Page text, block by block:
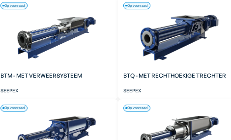
BTM - MET VERWEERSYSTEEM
SEEPEX
Op voorraad
BTQ - MET RECHTHOEKIGE TRECHTER
SEEPEX
Op voorraad
Op voorraad Op voorraad